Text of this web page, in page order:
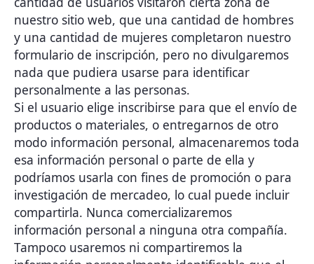
nuestro sitio web, que una cantidad de hombres
y una cantidad de mujeres completaron nuestro
formulario de inscripción, pero no divulgaremos
nada que pudiera usarse para identificar
personalmente a las personas.
Si el usuario elige inscribirse para que el envío de
productos o materiales, o entregarnos de otro
modo información personal, almacenaremos toda
esa información personal o parte de ella y
podríamos usarla con fines de promoción o para
investigación de mercadeo, lo cual puede incluir
compartirla. Nunca comercializaremos
información personal a ninguna otra compañía.
Tampoco usaremos ni compartiremos la